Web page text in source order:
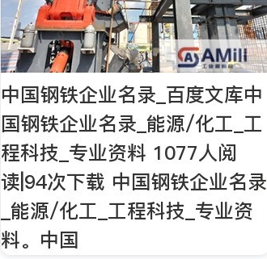
中国钢铁企业名录_百度文库中
国钢铁企业名录_能源/化工_工
程科技_专业资料 1077人阅
读|94次下载 中国钢铁企业名录
_能源/化工_工程科技_专业资
料。中国